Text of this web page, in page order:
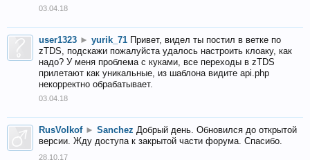
03.04.18
user1323 ► yurik_71 Привет, видел ты постил в ветке по
zTDS, подскажи пожалуйста удалось настроить клоаку, как
надо? У меня проблема с куками, все переходы в zTDS
прилетают как уникальные, из шаблона видите api.php
некорректно обрабатывает.
03.04.18
RusVolkof ► Sanchez Добрый день. Обновился до открытой
версии. Жду доступа к закрытой части форума. Спасибо.
28.10.17